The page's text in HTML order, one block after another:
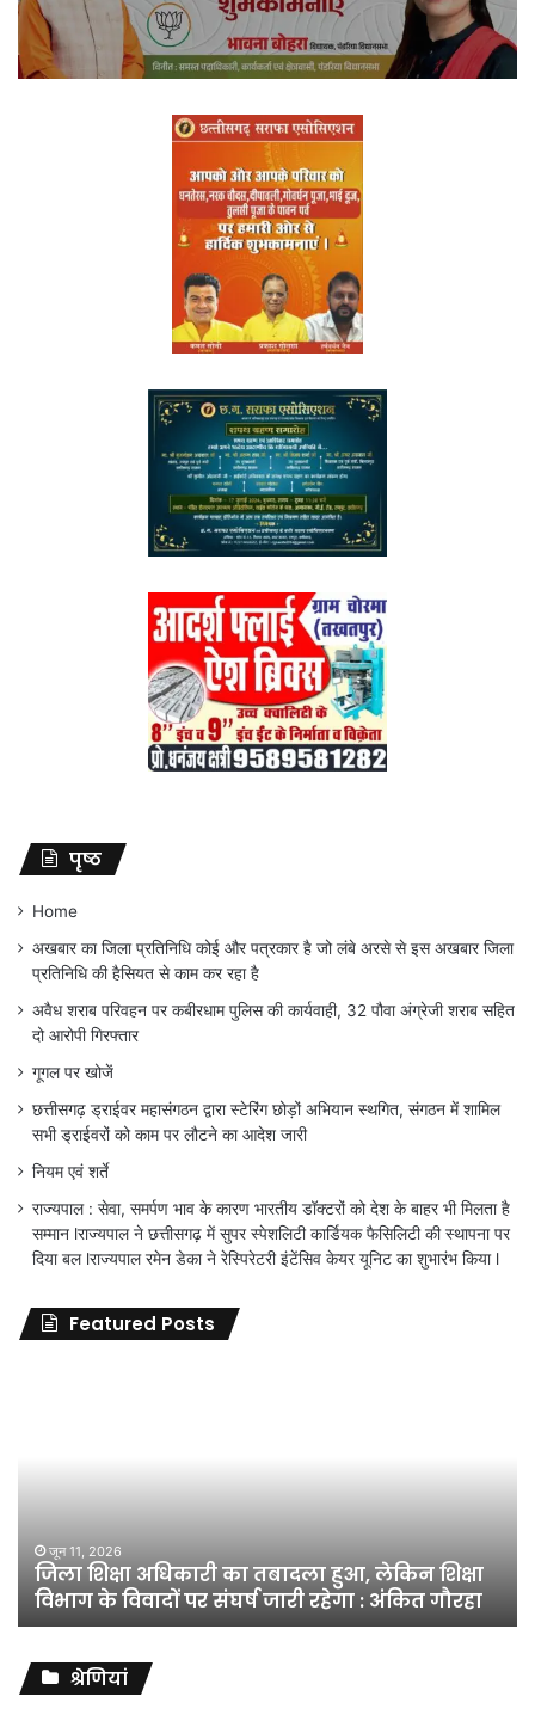
पृष्ठ
Home
अखबार का जिला प्रतिनिधि कोई और पत्रकार है जो लंबे अरसे से इस अखबार जिला
प्रतिनिधि की हैसियत से काम कर रहा है
अवैध शराब परिवहन पर कबीरधाम पुलिस की कार्यवाही, 32 पौवा अंग्रेजी शराब सहित
दो आरोपी गिरफ्तार
गूगल पर खोजें
छत्तीसगढ़ ड्राईवर महासंगठन द्वारा स्टेरिंग छोड़ों अभियान स्थगित, संगठन में शामिल
सभी ड्राईवरों को काम पर लौटने का आदेश जारी
नियम एवं शर्ते
राज्यपाल : सेवा, समर्पण भाव के कारण भारतीय डॉक्टरों को देश के बाहर भी मिलता है
सम्मान lराज्यपाल ने छत्तीसगढ़ में सुपर स्पेशलिटी कार्डियक फैसिलिटी की स्थापना पर
दिया बल lराज्यपाल रमेन डेका ने रेस्पिरेटरी इंटेंसिव केयर यूनिट का शुभारंभ किया l
Featured Posts
शिक्षा
विभाग
विवादों
संघर्ष
जारी
जून 11, 2026
जिला शिक्षा अधिकारी का तबादला हुआ, लेकिन शिक्षा
विभाग के विवादों पर संघर्ष जारी रहेगा : अंकित गौरहा
श्रेणियां